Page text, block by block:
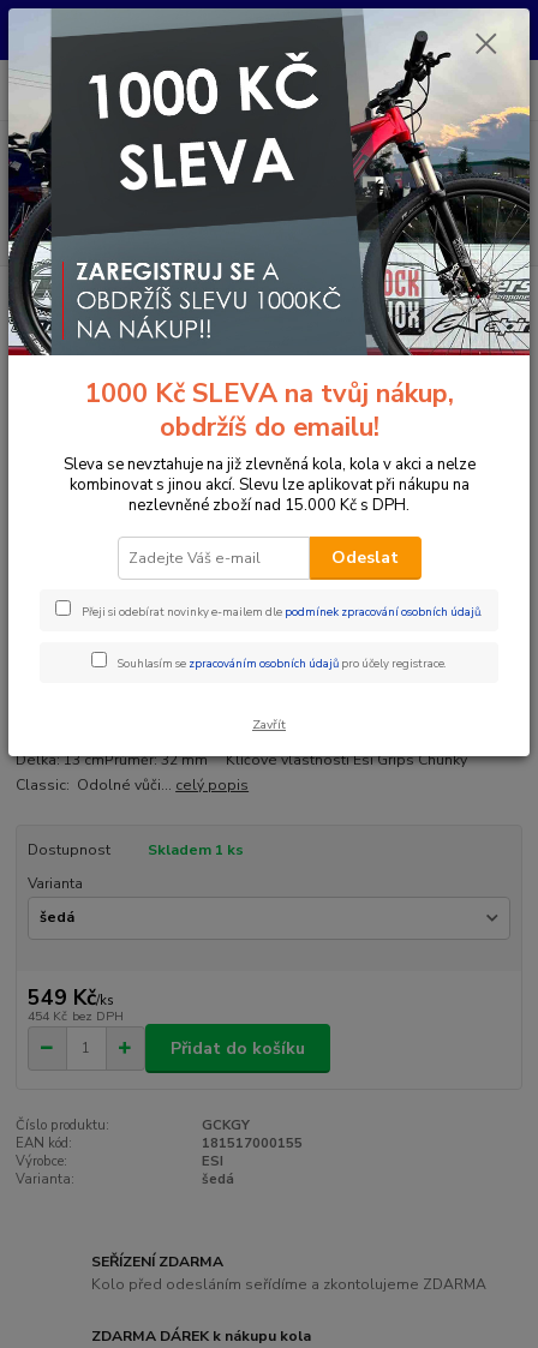
Pro nachystání kola / doplňků na prodejně si prosím zavolejte dopředu.
Menu
CZK
Hledat
+420 733 792 733
PO-PÁ 10:00-17:00 | SO: 9:00-12:00
Úvod Komponenty na kolo Gripy a omotávky
Gripy klasické / MTB
ESI grips Gripy Chunky CLASSIC, 60g
ESI grips Gripy Chunky CLASSIC,
znecitlivění rukou a únavu paží. Jsou určeny pro jakékoliv ježdění.
Délka: 13 cmPrůměr: 32 mm Klíčové vlastnosti Esi Grips Chunky
Classic: Odolné vůči... celý popis
Dostupnost
Skladem 1 ks
Varianta
549 Kč/ks
454 Kč bez DPH
Přidat do košíku
Číslo produktu:
GCKGY
EAN kód:
181517000155
Výrobce:
ESI
Varianta:
šedá
SEŘÍZENÍ ZDARMA
Kolo před odesláním seřídíme a zkontolujeme ZDARMA
ZDARMA DÁREK k nákupu kola
1000 Kč SLEVA na tvůj nákup,
obdržíš do emailu!
Sleva se nevztahuje na již zlevněná kola, kola v akci a nelze
kombinovat s jinou akcí. Slevu lze aplikovat při nákupu na
nezlevněné zboží nad 15.000 Kč s DPH.
Odeslat
Přeji si odebírat novinky e-mailem dle podmínek zpracování osobních údajů.
Souhlasím se zpracováním osobních údajů pro účely registrace.
Zavřít